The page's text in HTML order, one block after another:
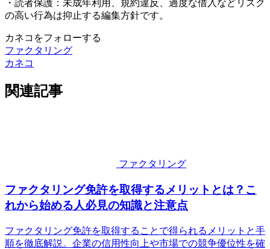
・読者保護：未成年利用、規約違反、過度な借入などリスク
の高い行為は抑止する編集方針です。
カネコをフォローする
ファクタリング
カネコ
関連記事
ファクタリング
ファクタリング免許を取得するメリットとは？こ
れから始める人必見の知識と注意点
ファクタリング免許を取得することで得られるメリットと手
順を徹底解説。企業の信用性向上や市場での競争優位性を確